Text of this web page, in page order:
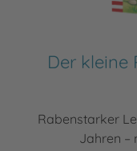
Der kleine
Rabenstarker
Jahren –